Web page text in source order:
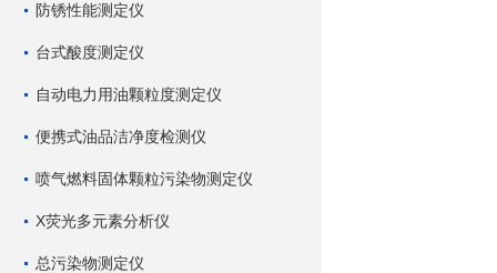
防锈性能测定仪
台式酸度测定仪
自动电力用油颗粒度测定仪
便携式油品洁净度检测仪
喷气燃料固体颗粒污染物测定仪
X荧光多元素分析仪
总污染物测定仪